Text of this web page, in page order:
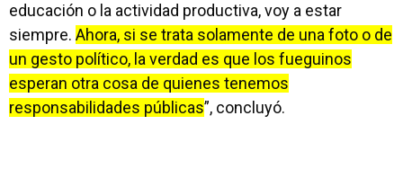
educación o la actividad productiva, voy a estar
siempre. Ahora, si se trata solamente de una foto o de
un gesto político, la verdad es que los fueguinos
esperan otra cosa de quienes tenemos
responsabilidades públicas”, concluyó.